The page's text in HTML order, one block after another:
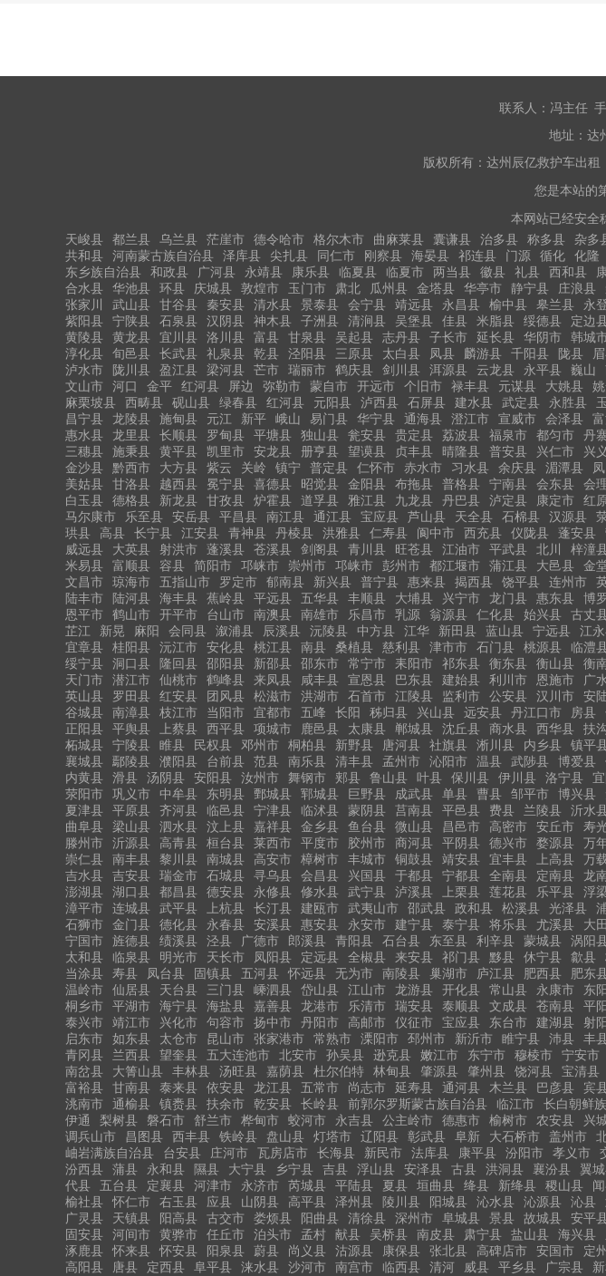
联系人：冯主任
地址：达
版权所有：达州辰亿救护车出租
您是本站的
本网站已经安全
天峻县
都兰县 乌兰县 茫崖市 德令哈市 格尔木市 曲麻莱县 囊谦县 治多县 称多县 杂多
共和县
河南蒙古族自治县 泽库县 尖扎县 同仁市 刚察县 海晏县 祁连县 门源 循化 化隆
东乡族自治县
和政县 广河县 永靖县 康乐县 临夏县 临夏市 两当县 徽县 礼县 西和县
合水县
华池县 环县 庆城县 敦煌市 玉门市 肃北 瓜州县 金塔县 华亭市 静宁县 庄浪县
张家川
武山县 甘谷县 秦安县 清水县 景泰县 会宁县 靖远县 永昌县 榆中县 皋兰县 永
紫阳县
宁陕县 石泉县 汉阴县 神木县 子洲县 清涧县 吴堡县 佳县 米脂县 绥德县 定边
黄陵县
黄龙县 宜川县 洛川县 富县 甘泉县 吴起县 志丹县 子长市 延长县 华阴市 韩城
淳化县
旬邑县 长武县 礼泉县 乾县 泾阳县 三原县 太白县 凤县 麟游县 千阳县 陇县
泸水市
陇川县 盈江县 梁河县 芒市 瑞丽市 鹤庆县 剑川县 洱源县 云龙县 永平县 巍山
文山市
河口 金平 红河县 屏边 弥勒市 蒙自市 开远市 个旧市 禄丰县 元谋县 大姚县
麻栗坡县
西畴县 砚山县 绿春县 红河县 元阳县 泸西县 石屏县 建水县 武定县 永胜县
昌宁县
龙陵县 施甸县 元江 新平 峨山 易门县 华宁县 通海县 澄江市 宣威市 会泽县
惠水县
龙里县 长顺县 罗甸县 平塘县 独山县 瓮安县 贵定县 荔波县 福泉市 都匀市 丹
三穗县
施秉县 黄平县 凯里市 安龙县 册亨县 望谟县 贞丰县 晴隆县 普安县 兴仁市 兴
金沙县
黔西市 大方县 紫云 关岭 镇宁 普定县 仁怀市 赤水市 习水县 余庆县 湄潭县
美姑县
甘洛县 越西县 冕宁县 喜德县 昭觉县 金阳县 布拖县 普格县 宁南县 会东县 会
白玉县
德格县 新龙县 甘孜县 炉霍县 道孚县 雅江县 九龙县 丹巴县 泸定县 康定市 红
马尔康市
乐至县 安岳县 平昌县 南江县 通江县 宝应县 芦山县 天全县 石棉县 汉源县
珙县
高县 长宁县 江安县 青神县 丹棱县 洪雅县 仁寿县 阆中市 西充县 仪陇县 蓬安县
威远县
大英县 射洪市 蓬溪县 苍溪县 剑阁县 青川县 旺苍县 江油市 平武县 北川 梓潼
米易县
富顺县 容县 简阳市 邛崃市 崇州市 邛崃市 彭州市 都江堰市 蒲江县 大邑县 金
文昌市
琼海市 五指山市 罗定市 郁南县 新兴县 普宁县 惠来县 揭西县 饶平县 连州市
陆丰市
陆河县 海丰县 蕉岭县 平远县 五华县 丰顺县 大埔县 兴宁市 龙门县 惠东县 博
恩平市
鹤山市 开平市 台山市 南澳县 南雄市 乐昌市 乳源 翁源县 仁化县 始兴县 古丈
芷江
新晃 麻阳 会同县 溆浦县 辰溪县 沅陵县 中方县 江华 新田县 蓝山县 宁远县 江
宜章县
桂阳县 沅江市 安化县 桃江县 南县 桑植县 慈利县 津市市 石门县 桃源县 临澧
绥宁县
洞口县 隆回县 邵阳县 新邵县 邵东市 常宁市 耒阳市 祁东县 衡东县 衡山县 衡
天门市
潜江市 仙桃市 鹤峰县 来凤县 咸丰县 宣恩县 巴东县 建始县 利川市 恩施市 广
英山县
罗田县 红安县 团风县 松滋市 洪湖市 石首市 江陵县 监利市 公安县 汉川市 安
谷城县
南漳县 枝江市 当阳市 宜都市 五峰 长阳 秭归县 兴山县 远安县 丹江口市 房县
正阳县
平舆县 上蔡县 西平县 项城市 鹿邑县 太康县 郸城县 沈丘县 商水县 西华县 扶
柘城县
宁陵县 睢县 民权县 邓州市 桐柏县 新野县 唐河县 社旗县 淅川县 内乡县 镇平
襄城县
鄢陵县 濮阳县 台前县 范县 南乐县 清丰县 孟州市 沁阳市 温县 武陟县 博爱县
内黄县
滑县 汤阴县 安阳县 汝州市 舞钢市 郏县 鲁山县 叶县 保川县 伊川县 洛宁县
荥阳市
巩义市 中牟县 东明县 鄄城县 郓城县 巨野县 成武县 单县 曹县 邹平市 博兴县
夏津县
平原县 齐河县 临邑县 宁津县 临沭县 蒙阴县 莒南县 平邑县 费县 兰陵县 沂水
曲阜县
梁山县 泗水县 汶上县 嘉祥县 金乡县 鱼台县 微山县 昌邑市 高密市 安丘市 寿
滕州市
沂源县 高青县 桓台县 莱西市 平度市 胶州市 商河县 平阴县 德兴市 婺源县 万
崇仁县
南丰县 黎川县 南城县 高安市 樟树市 丰城市 铜鼓县 靖安县 宜丰县 上高县 万
吉水县
吉安县 瑞金市 石城县 寻乌县 会昌县 兴国县 于都县 宁都县 全南县 定南县 龙
澎湖县
湖口县 都昌县 德安县 永修县 修水县 武宁县 泸溪县 上栗县 莲花县 乐平县 浮
漳平市
连城县 武平县 上杭县 长汀县 建瓯市 武夷山市 邵武县 政和县 松溪县 光泽县
石狮市
金门县 德化县 永春县 安溪县 惠安县 永安市 建宁县 泰宁县 将乐县 尤溪县 大
宁国市
旌德县 绩溪县 泾县 广德市 郎溪县 青阳县 石台县 东至县 利辛县 蒙城县 涡阳
太和县
临泉县 明光市 天长市 凤阳县 定远县 全椒县 来安县 祁门县 黟县 休宁县 歙县
当涂县
寿县 凤台县 固镇县 五河县 怀远县 无为市 南陵县 巢湖市 庐江县 肥西县 肥东
温岭市
仙居县 天台县 三门县 嵊泗县 岱山县 江山市 龙游县 开化县 常山县 永康市 东
桐乡市
平湖市 海宁县 海盐县 嘉善县 龙港市 乐清市 瑞安县 泰顺县 文成县 苍南县 平
泰兴市
靖江市 兴化市 句容市 扬中市 丹阳市 高邮市 仪征市 宝应县 东台市 建湖县 射
启东市
如东县 太仓市 昆山市 张家港市 常熟市 溧阳市 邳州市 新沂市 睢宁县 沛县 丰
青冈县
兰西县 望奎县 五大连池市 北安市 孙吴县 逊克县 嫩江市 东宁市 穆棱市 宁安市
南岔县
大箐山县 丰林县 汤旺县 嘉荫县 杜尔伯特 林甸县 肇源县 肇州县 饶河县 宝清县
富裕县
甘南县 泰来县 依安县 龙江县 五常市 尚志市 延寿县 通河县 木兰县 巴彦县 宾
洮南市
通榆县 镇赉县 扶余市 乾安县 长岭县 前郭尔罗斯蒙古族自治县 临江市 长白朝鲜
伊通
梨树县 磐石市 舒兰市 桦甸市 蛟河市 永吉县 公主岭市 德惠市 榆树市 农安县 兴
调兵山市
昌图县 西丰县 铁岭县 盘山县 灯塔市 辽阳县 彰武县 阜新 大石桥市 盖州市
岫岩满族自治县
台安县 庄河市 瓦房店市 长海县 新民市 法库县 康平县 汾阳市 孝义市
汾西县
蒲县 永和县 隰县 大宁县 乡宁县 吉县 浮山县 安泽县 古县 洪洞县 襄汾县 翼
代县
五台县 定襄县 河津市 永济市 芮城县 平陆县 夏县 垣曲县 绛县 新绛县 稷山县
榆社县
怀仁市 右玉县 应县 山阴县 高平县 泽州县 陵川县 阳城县 沁水县 沁源县 沁县
广灵县
天镇县 阳高县 古交市 娄烦县 阳曲县 清徐县 深州市 阜城县 景县 故城县 安平
固安县
河间市 黄骅市 任丘市 泊头市 孟村 献县 吴桥县 南皮县 肃宁县 盐山县 海兴县
涿鹿县
怀来县 怀安县 阳泉县 蔚县 尚义县 沽源县 康保县 张北县 高碑店市 安国市 定
高阳县
唐县 定西县 阜平县 涞水县 沙河市 南宫市 临西县 清河 威县 平乡县 广宗县